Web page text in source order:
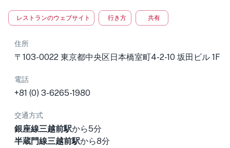
レストランのウェブサイト 行き方 共有
住所
〒103-0022 東京都中央区日本橋室町4-2-10 坂田ビル 1F
電話
+81 (0) 3-6265-1980
交通方式
銀座線三越前駅から5分
半蔵門線三越前駅から8分